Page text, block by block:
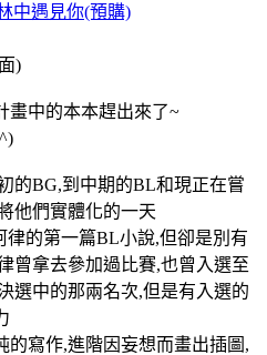
中遇見你(預購)
畫中的本本趕出來了~
的BG,到中期的BL和現正在嘗
他們實體化的一天
的第一篇BL小說,但卻是別有
曾拿去參加過比賽,也曾入選至
選中的那兩名次,但是有入選的
的寫作,進階因妄想而畫出插圖,